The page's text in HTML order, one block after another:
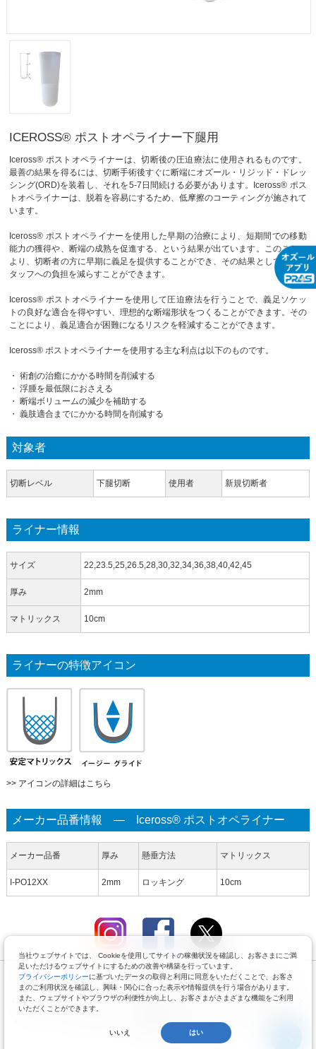
ICEROSS® ポストオペライナー下腿用
Iceross® ポストオペライナーは、切断後の圧迫療法に使用されるものです。
最善の結果を得るには、切断手術後すぐに断端にオズール・リジッド・ドレッ
シング(ORD)を装着し、それを5-7日間続ける必要があります。Iceross® ポス
トオペライナーは、脱着を容易にするため、低摩擦のコーティングが施されて
います。
Iceross® ポストオペライナーを使用した早期の治療により、短期間での移動
能力の獲得や、断端の成熟を促進する、という結果が出ています。このことに
より、切断者の方に早期に義足を提供することができ、その結果として医療ス
タッフへの負担を減らすことができます。
Iceross® ポストオペライナーを使用して圧迫療法を行うことで、義足ソケッ
トの良好な適合を得やすい、理想的な断端形状をつくることができます。その
ことにより、義足適合が困難になるリスクを軽減することができます。
Iceross® ポストオペライナーを使用する主な利点は以下のものです。
・ 術創の治癒にかかる時間を削減する
・ 浮腫を最低限におさえる
・ 断端ボリュームの減少を補助する
・ 義肢適合までにかかる時間を削減する
対象者
切断レベル 下腿切断 使用者 新規切断者
ライナー情報
サイズ 22,23.5,25,26.5,28,30,32,34,36,38,40,42,45
厚み 2mm
マトリックス 10cm
ライナーの特徴アイコン
>> アイコンの詳細はこちら
メーカー品番情報 ― Iceross® ポストオペライナー
メーカー品番 厚み 懸垂方法 マトリックス
I-PO12XX 2mm ロッキング 10cm
推奨ブラウザ：Google Chrome（最新版）、Mozilla Firefox（最新版）、Safari5.0以降、
Internet Explorer10以上
Copyright © by Pacific Supply Co.,Ltd. All Rights Reserved. コンテンツの無断使用・転載を
パシフィックサプライ株式会社 〒574-0064 大阪府大東市御領1-12-1 TEL.072-875-8013
FAX.072-875-8017
当社ウェブサイトでは、 Cookieを使用してサイトの稼働状況を確認し、お客さまにご満
足いただけるウェブサイトにするための改善や構築を行っています。
プライバシーポリシーに基づいたデータの取得と利用に同意をいただくことで、お客さ
まのご利用状況を確認し、興味・関心に合った表示や情報提供を行う場合があります。
また、ウェブサイトやブラウザの利便性が向上し、お客さまがさまざまな機能をご利用
いただくことができます。
いいえ はい